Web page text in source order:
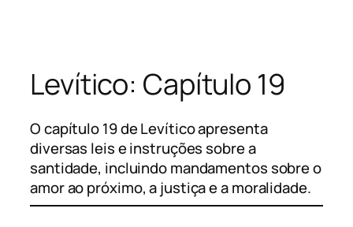
conteúdo
Levítico: Capítulo 19
O capítulo 19 de Levítico apresenta
diversas leis e instruções sobre a
santidade, incluindo mandamentos sobre o
amor ao próximo, a justiça e a moralidade.